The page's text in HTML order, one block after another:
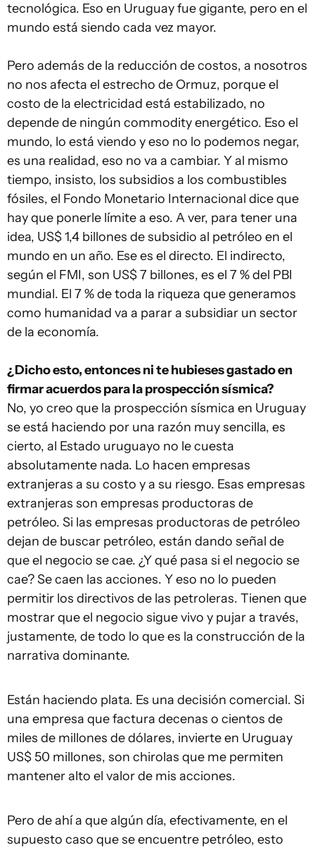
tecnológica. Eso en Uruguay fue gigante, pero en el
mundo está siendo cada vez mayor.
Pero además de la reducción de costos, a nosotros
no nos afecta el estrecho de Ormuz, porque el
costo de la electricidad está estabilizado, no
depende de ningún commodity energético. Eso el
mundo, lo está viendo y eso no lo podemos negar,
es una realidad, eso no va a cambiar. Y al mismo
tiempo, insisto, los subsidios a los combustibles
fósiles, el Fondo Monetario Internacional dice que
hay que ponerle límite a eso. A ver, para tener una
idea, US$ 1,4 billones de subsidio al petróleo en el
mundo en un año. Ese es el directo. El indirecto,
según el FMI, son US$ 7 billones, es el 7 % del PBI
mundial. El 7 % de toda la riqueza que generamos
como humanidad va a parar a subsidiar un sector
de la economía.
¿Dicho esto, entonces ni te hubieses gastado en
firmar acuerdos para la prospección sísmica?
No, yo creo que la prospección sísmica en Uruguay
se está haciendo por una razón muy sencilla, es
cierto, al Estado uruguayo no le cuesta
absolutamente nada. Lo hacen empresas
extranjeras a su costo y a su riesgo. Esas empresas
extranjeras son empresas productoras de
petróleo. Si las empresas productoras de petróleo
dejan de buscar petróleo, están dando señal de
que el negocio se cae. ¿Y qué pasa si el negocio se
cae? Se caen las acciones. Y eso no lo pueden
permitir los directivos de las petroleras. Tienen que
mostrar que el negocio sigue vivo y pujar a través,
justamente, de todo lo que es la construcción de la
narrativa dominante.
Están haciendo plata. Es una decisión comercial. Si
una empresa que factura decenas o cientos de
miles de millones de dólares, invierte en Uruguay
US$ 50 millones, son chirolas que me permiten
mantener alto el valor de mis acciones.
Pero de ahí a que algún día, efectivamente, en el
supuesto caso que se encuentre petróleo, esto